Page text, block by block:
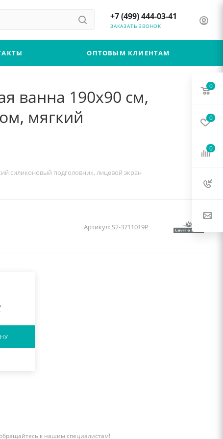
+7 (499) 444-03-41
ЗАКАЗАТЬ ЗВОНОК
ОПТОВЫМ КЛИЕНТАМ
ванна 190x90 см,
мягкий
силиконовый подголовник, лицевой экран
Артикул: S2-3711019P
к нашим специалистам!
0
0
0